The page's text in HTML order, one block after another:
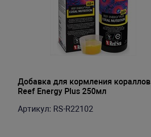
Добавка для кормления кораллов
Reef Energy Plus 250мл
Артикул: RS-R22102